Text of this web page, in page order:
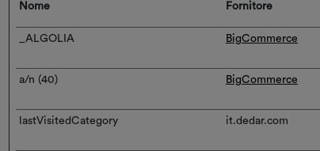
Nome Fornitore
_ALGOLIA BigCommerce
a/n (40) BigCommerce
lastVisitedCategory it.dedar.com